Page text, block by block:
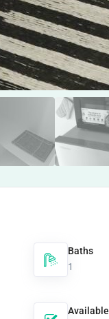
Baths
1
Available